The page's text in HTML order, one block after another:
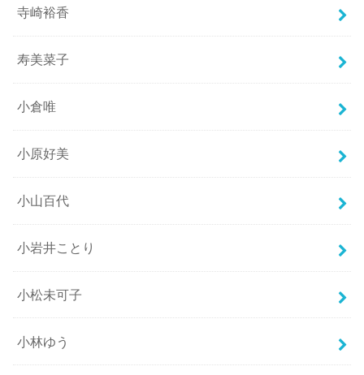
寺崎裕香
寿美菜子
小倉唯
小原好美
小山百代
小岩井ことり
小松未可子
小林ゆう